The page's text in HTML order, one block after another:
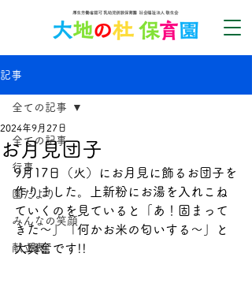
記事
全ての記事
行事
園だより
みんなの笑顔
献立表
全ての記事
お月見団子
2024年9月27日
9月17日（火）にお月見に飾るお団子を
作りました。上新粉にお湯を入れこね
ていくのを見ていると「あ！固まって
きた～」「何かお米の匂いする～」と
大興奮です!!